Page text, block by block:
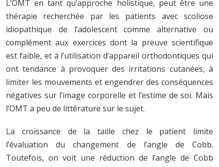
L’OMT en tant qu’approche holistique, peut être une
thérapie recherchée par les patients avec scoliose
idiopathique de l’adolescent comme alternative ou
complément aux exercices dont la preuve scientifique
est faible, et à l’utilisation d’appareil orthodontiques qui
ont tendance à provoquer des irritations cutanées, à
limiter les mouvements et engendrer des conséquences
négatives sur l’image corporelle et l’estime de soi. Mais
l’OMT a peu de littérature sur le sujet.
La croissance de la taille chez le patient limite
l’évaluation du changement de l’angle de Cobb.
Toutefois, on voit une réduction de l’angle de Cobb